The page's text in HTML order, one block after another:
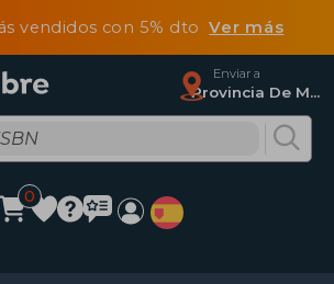
vendidos con 5% dtoVer más
Enviar a
Provincia De Madrid
0